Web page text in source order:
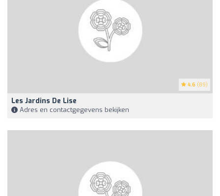
4.6 (89)
Les Jardins De Lise
Adres en contactgegevens bekijken